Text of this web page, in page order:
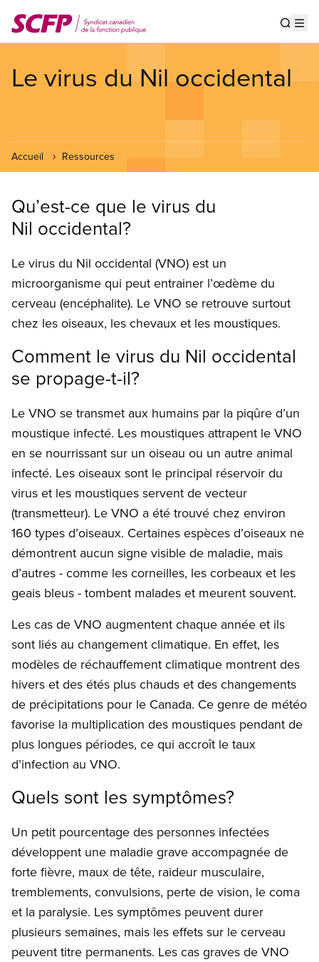
au
contenu
Le virus du Nil occidental
Accueil Ressources
Qu’est-ce que le virus du
Nil occidental?
Le virus du Nil occidental (VNO) est un
microorganisme qui peut entrainer l’œdème du
cerveau (encéphalite). Le VNO se retrouve surtout
chez les oiseaux, les chevaux et les moustiques.
Comment le virus du Nil occidental
se propage-t-il?
Le VNO se transmet aux humains par la piqûre d’un
moustique infecté. Les moustiques attrapent le VNO
en se nourrissant sur un oiseau ou un autre animal
infecté. Les oiseaux sont le principal réservoir du
virus et les moustiques servent de vecteur
(transmetteur). Le VNO a été trouvé chez environ
160 types d’oiseaux. Certaines espèces d’oiseaux ne
démontrent aucun signe visible de maladie, mais
d’autres - comme les corneilles, les corbeaux et les
geais bleus - tombent malades et meurent souvent.
Les cas de VNO augmentent chaque année et ils
sont liés au changement climatique. En effet, les
modèles de réchauffement climatique montrent des
hivers et des étés plus chauds et des changements
de précipitations pour le Canada. Ce genre de météo
favorise la multiplication des moustiques pendant de
plus longues périodes, ce qui accroît le taux
d’infection au VNO.
Quels sont les symptômes?
Un petit pourcentage des personnes infectées
développent une maladie grave accompagnée de
forte fièvre, maux de tête, raideur musculaire,
tremblements, convulsions, perte de vision, le coma
et la paralysie. Les symptômes peuvent durer
plusieurs semaines, mais les effets sur le cerveau
peuvent titre permanents. Les cas graves de VNO